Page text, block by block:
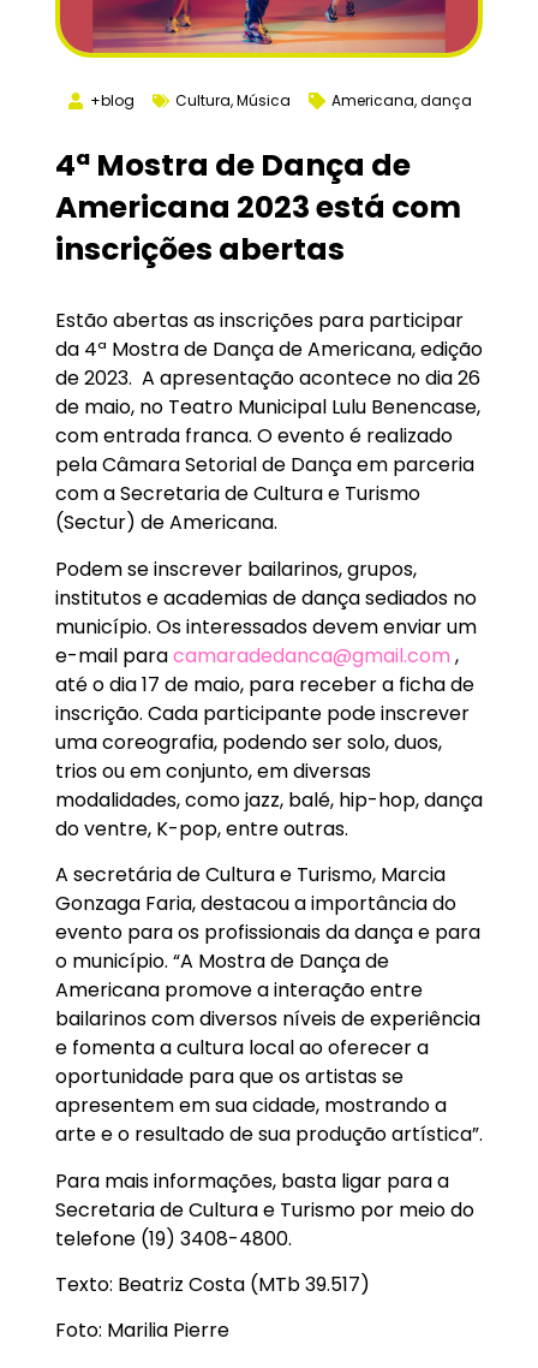
+blog Cultura,Música Americana,dança
4ª Mostra de Dança de
Americana 2023 está com
inscrições abertas
Estão abertas as inscrições para participar
da 4ª Mostra de Dança de Americana, edição
de 2023. A apresentação acontece no dia 26
de maio, no Teatro Municipal Lulu Benencase,
com entrada franca. O evento é realizado
pela Câmara Setorial de Dança em parceria
com a Secretaria de Cultura e Turismo
(Sectur) de Americana.
Podem se inscrever bailarinos, grupos,
institutos e academias de dança sediados no
município. Os interessados devem enviar um
e-mail paracamaradedanca@gmail.com ,
até o dia 17 de maio, para receber a ficha de
inscrição. Cada participante pode inscrever
uma coreografia, podendo ser solo, duos,
trios ou em conjunto, em diversas
modalidades, como jazz, balé, hip-hop, dança
do ventre, K-pop, entre outras.
A secretária de Cultura e Turismo, Marcia
Gonzaga Faria, destacou a importância do
evento para os profissionais da dança e para
o município. “A Mostra de Dança de
Americana promove a interação entre
bailarinos com diversos níveis de experiência
e fomenta a cultura local ao oferecer a
oportunidade para que os artistas se
apresentem em sua cidade, mostrando a
arte e o resultado de sua produção artística”.
Para mais informações, basta ligar para a
Secretaria de Cultura e Turismo por meio do
telefone (19) 3408-4800.
Texto: Beatriz Costa (MTb 39.517)
Foto: Marilia Pierre